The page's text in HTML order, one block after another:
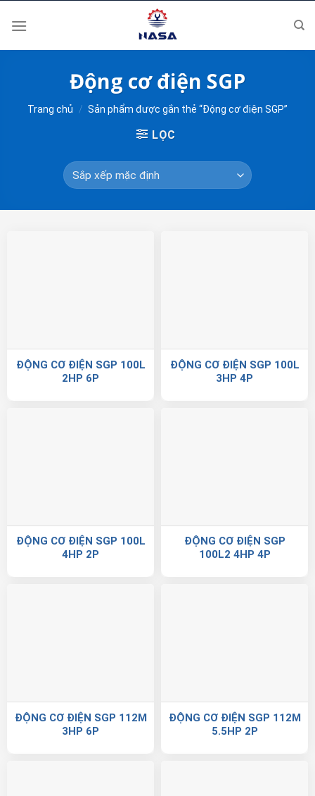
Động cơ điện SGP
Trang chủ / Sản phẩm được gắn thẻ “Động cơ điện SGP”
LỌC
ĐỘNG CƠ ĐIỆN SGP 100L
2HP 6P
ĐỘNG CƠ ĐIỆN SGP 100L
3HP 4P
ĐỘNG CƠ ĐIỆN SGP 100L
4HP 2P
ĐỘNG CƠ ĐIỆN SGP
100L2 4HP 4P
ĐỘNG CƠ ĐIỆN SGP 112M
3HP 6P
ĐỘNG CƠ ĐIỆN SGP 112M
5.5HP 2P